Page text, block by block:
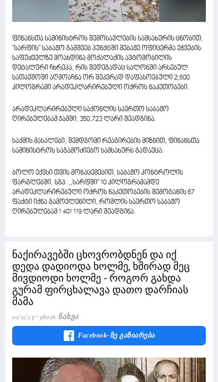
ფინანსთა სამინისტროს შემოსავლების სამსახურის ცნობით,
"სარფის" საბაჟო გამშვებ პუნქტში მებაჟე ოფიცერმა ეჭვების
საფუძველზე მოახდინა მოქალაქის ავტომობილის
დეტალური ჩხრეკა, რის შედეგადაც სალონში არსებულ
სათავშოში აღმოაჩნა ორ შეკვრად დაფასოებული 2,600
კილოგრამი არადეკლარირებული ოქროს ნაკეთობები.
არადეკლარირებული საქონლის საერთო საბაჟო
ღირებულებამ ჯამში, 350,723 ლარი შეადგინა.
საქმის მასალები, შემდგომი რეაგირების მიზნით, ფინანსთა
სამინისტროს საგამოძიებო სამსახურს გადაეცა.
ბოლო ექვსი თვის მონაცემებით, საბაჟო კონტროლის
ფარგლებში, სგპ. ,,სარფში" 10 კილოგრამამდე
არადეკლარირებული ოქროს ნაკეთობების შემოტანის 67
ფაქტი იქნა გამოვლენილი, რომლის საერთო საბაჟო
ღირებულებამ 1 401 119 ლარი შეადგინა.
ნაქირავებში ცხოვრობდნენ და იქ
დედა დადიოდა ხოლმე, ხშირად მეც
მივდიოდი ხოლმე - როგორ გახდა
გურამ ფირცხალავა დათო დარჩიას
მამა
01/11/23 38026 Ნახვა
Facebook-Ზე Გაზიარება